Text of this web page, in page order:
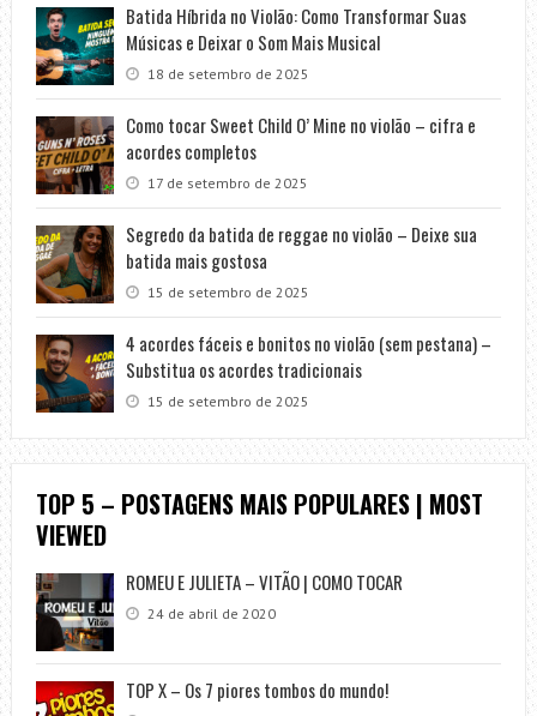
Batida Híbrida no Violão: Como Transformar Suas
Músicas e Deixar o Som Mais Musical
18 de setembro de 2025
Como tocar Sweet Child O’ Mine no violão – cifra e
acordes completos
17 de setembro de 2025
Segredo da batida de reggae no violão – Deixe sua
batida mais gostosa
15 de setembro de 2025
4 acordes fáceis e bonitos no violão (sem pestana) –
Substitua os acordes tradicionais
15 de setembro de 2025
TOP 5 – POSTAGENS MAIS POPULARES | MOST
VIEWED
ROMEU E JULIETA – VITÃO | COMO TOCAR
24 de abril de 2020
TOP X – Os 7 piores tombos do mundo!